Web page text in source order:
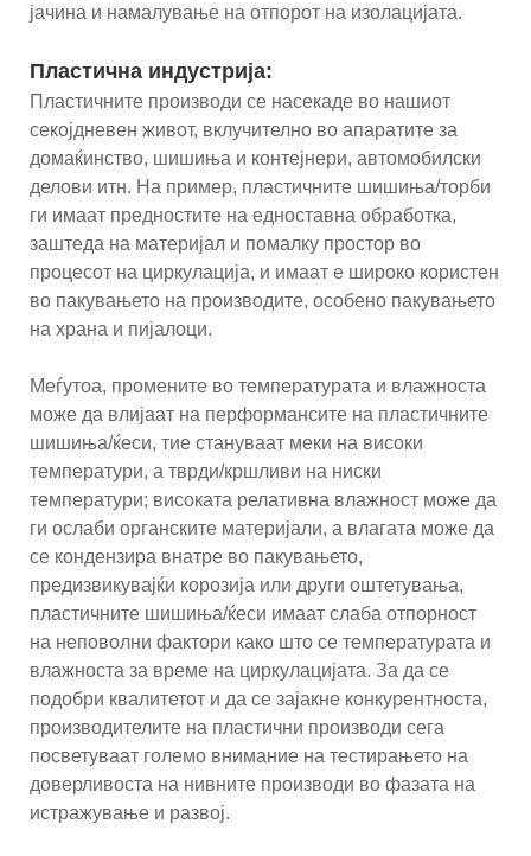
јачина и намалување на отпорот на изолацијата.
Пластична индустрија:
Пластичните производи се насекаде во нашиот
секојдневен живот, вклучително во апаратите за
домаќинство, шишиња и контејнери, автомобилски
делови итн. На пример, пластичните шишиња/торби
ги имаат предностите на едноставна обработка,
заштеда на материјал и помалку простор во
процесот на циркулација, и имаат е широко користен
во пакувањето на производите, особено пакувањето
на храна и пијалоци.
Меѓутоа, промените во температурата и влажноста
може да влијаат на перформансите на пластичните
шишиња/ќеси, тие стануваат меки на високи
температури, а тврди/кршливи на ниски
температури; високата релативна влажност може да
ги ослаби органските материјали, а влагата може да
се кондензира внатре во пакувањето,
предизвикувајќи корозија или други оштетувања,
пластичните шишиња/ќеси имаат слаба отпорност
на неповолни фактори како што се температурата и
влажноста за време на циркулацијата. За да се
подобри квалитетот и да се зајакне конкурентноста,
производителите на пластични производи сега
посветуваат големо внимание на тестирањето на
доверливоста на нивните производи во фазата на
истражување и развој.